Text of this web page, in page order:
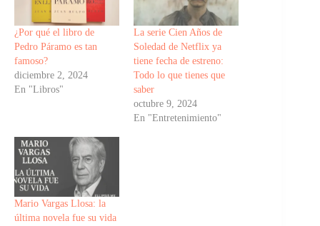
¿Por qué el libro de
Pedro Páramo es tan
famoso?
diciembre 2, 2024
En "Libros"
La serie Cien Años de
Soledad de Netflix ya
tiene fecha de estreno:
Todo lo que tienes que
saber
octubre 9, 2024
En "Entretenimiento"
Mario Vargas Llosa: la
última novela fue su vida